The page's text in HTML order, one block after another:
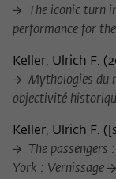
The iconic turn
performance for
Keller, Ulrich F. (
Mythologies du
objectivité
Keller, Ulrich F. (
The
York : Vernissage